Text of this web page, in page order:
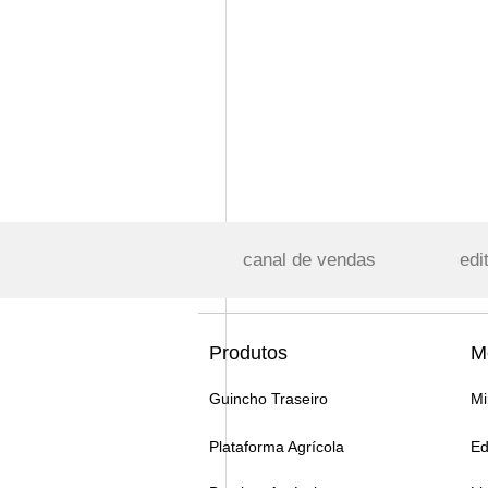
canal de vendas
Produtos
Guincho Traseiro
Plataforma Agrícola